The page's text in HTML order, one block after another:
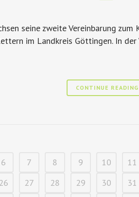
seine zweite Vereinbarung
im Landkreis Göttingen. In
CONTINUE READING
6 7 8 9 10 11
26 27 28 29 30 31